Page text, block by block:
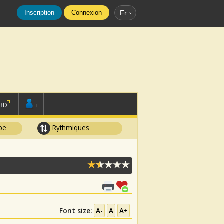
Inscription Connexion Fr
+
Rythmiques
Font size: A- A A+